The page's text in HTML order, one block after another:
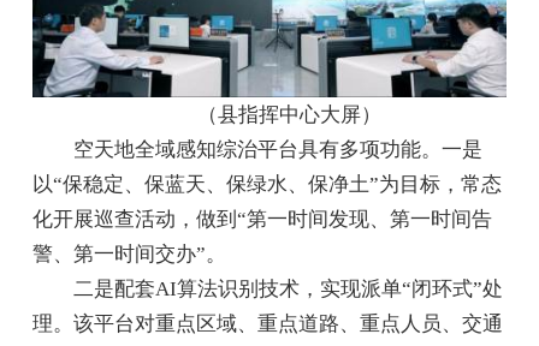
（县指挥中心大屏）
空天地全域感知综治平台具有多项功能。一是
以“保稳定、保蓝天、保绿水、保净土”为目标，常态
化开展巡查活动，做到“第一时间发现、第一时间告
警、第一时间交办”。
二是配套AI算法识别技术，实现派单“闭环式”处
理。该平台对重点区域、重点道路、重点人员、交通